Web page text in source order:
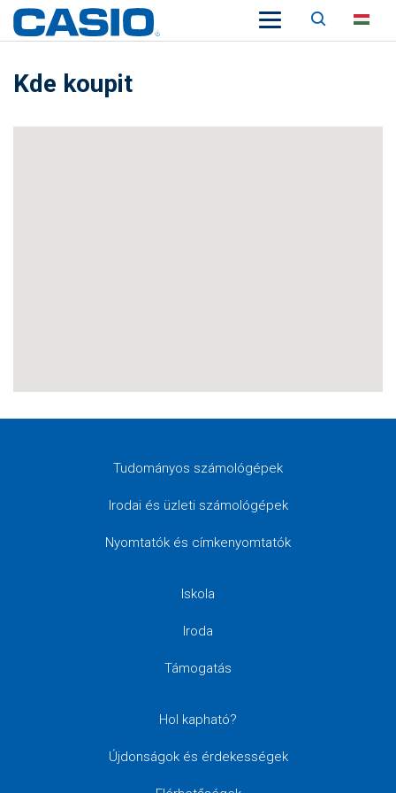
Keresés
Kde koupit
Tudományos számológépek
Irodai és üzleti számológépek
Nyomtatók és címkenyomtatók
Iskola
Iroda
Támogatás
Hol kapható?
Újdonságok és érdekességek